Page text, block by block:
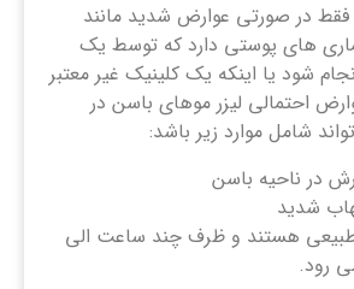
فقط در صورتی عوارض شدید مانند
های پوستی دارد که توسط یک
شود یا اینکه یک کلینیک غیر معتبر
احتمالی لیزر موهای باسن در
شامل موارد زیر باشد:
در ناحیه باسن
شدید
طبیعی هستند و ظرف چند ساعت الی